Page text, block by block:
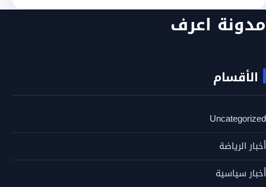
مدونة اعرف
الأقسام
Uncategorized
أخبار الرياضة
أخبار سياسية